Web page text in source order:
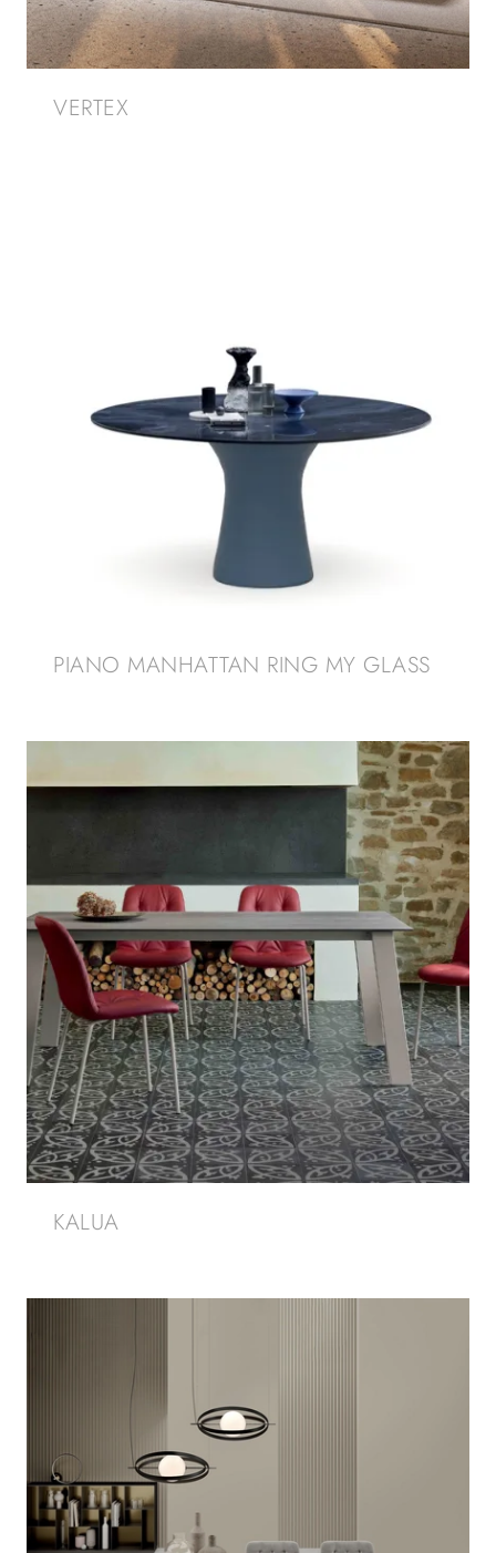
VERTEX
PIANO MANHATTAN RING MY GLASS
KALUA